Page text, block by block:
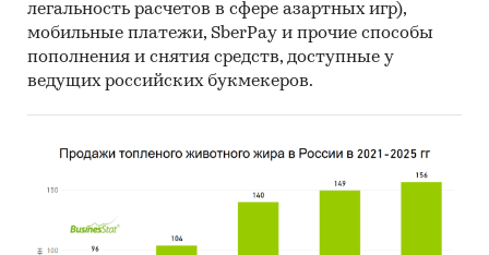
легальность расчетов в сфере азартных игр),
мобильные платежи, SberPay и прочие способы
пополнения и снятия средств, доступные у
ведущих российских букмекеров.